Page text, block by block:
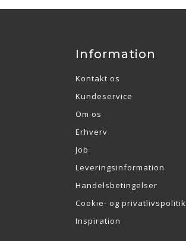
Information
Kontakt os
Kundeservice
Om os
Erhverv
Job
Leveringsinformation
Handelsbetingelser
Cookie- og privatlivspolitik
Inspiration